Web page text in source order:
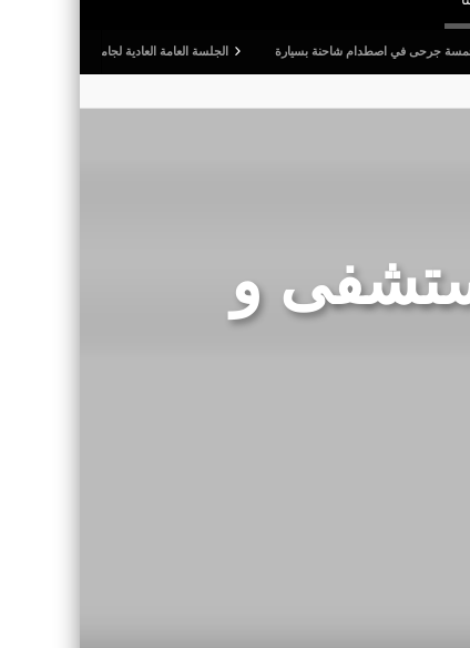
اصطدام شاحنة بسيارة الجلسة العامة العادية لجامعة كرة القدم: المصادقة على
و